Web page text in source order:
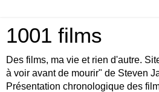
1001 films
Des films, ma vie et rien d'autre.
à voir avant de mourir" de Steven
Présentation chronologique des